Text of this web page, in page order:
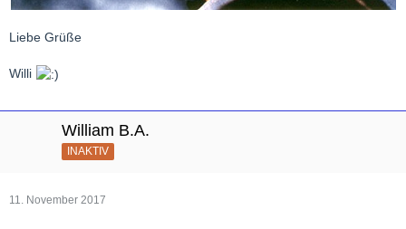
Liebe Grüße
Willi
William B.A.
INAKTIV
11. November 2017